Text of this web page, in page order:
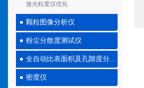
激光粒度仪优化
颗粒图像分析仪
粉尘分散度测试仪
全自动比表面积及孔隙度分析仪
密度仪